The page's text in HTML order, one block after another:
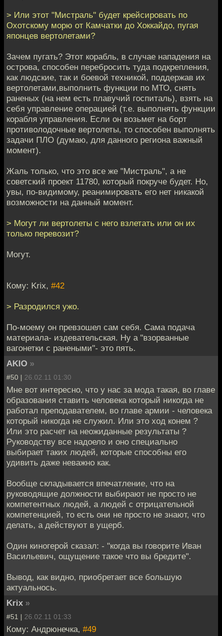
> Или этот "Мистраль" будет крейсировать по
Охотскому морю от Камчатки до Хоккайдо, пугая
японцев вертолетами?
Зачем пугать? Этот корабль, в случае нападения на
острова, способен перебросить туда подкрепления,
как людские, так и боевой техникой, поддержав их
вертолетами,выполнить функции по МТО, снять
раненых (на нем есть плавучий госпиталь), взять на
себя управление операцией (т.е. выполнять функции
корабля управления. Если он возьмет на борт
противолодочные вертолеты, то способен выполнять
задачи ПЛО (думаю, для данного региона важный
момент).
Жаль только, что это все же "Мистраль", а не
советский проект 11780, который покруче будет. Но,
увы, по-видимому, реанимировать его нет никакой
возможности на данный момент.
> Могут ли вертолеты с него взлетать или он их
только перевозит?
Могут.
Кому: Krix, #42
> Разродился ужо.
По-моему он превзошел сам себя. Сама подача
материала- издевательская. Ну а "взорванные
вагонетки с ранеными"- это пять.
AKIO »
#50 | 26.02.11 01:30
Мне вот интересно, что у нас за мода такая, во главе
образования ставить человека который никогда не
работал преподавателем, во главе армии - человека
который никогда не служил. Или это ход конем ?
Или это расчет на неожиданные результаты ?
Руководству все надоело и оно специально
выбирает таких людей, которые способны его
удивить даже неважно как.
Вообще складывается впечатление, что на
руководящие должности выбирают не просто не
компетентных людей, а людей с отрицательной
компетенцией, то есть они не просто не знают, что
делать, а действуют в ущерб.
Один киногерой сказал: - "когда вы говорите Иван
Васильевич, ощущение такое что вы бредите".
Вывод, как видно, приобретает все большую
актуальнось.
Krix »
#51 | 26.02.11 01:33
Кому: Андрюнечка, #49